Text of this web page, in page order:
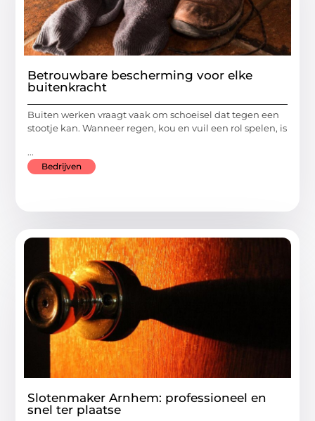
Betrouwbare bescherming voor elke
buitenkracht
Buiten werken vraagt vaak om schoeisel dat tegen een
stootje kan. Wanneer regen, kou en vuil een rol spelen, is
...
Bedrijven
Slotenmaker Arnhem: professioneel en
snel ter plaatse